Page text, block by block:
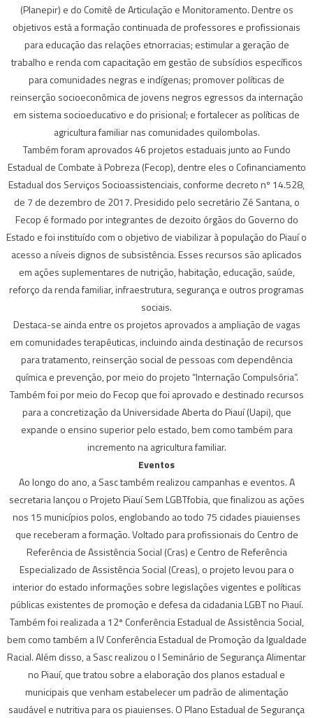
(Planepir) e do Comitê de Articulação e Monitoramento. Dentre os
objetivos está a formação continuada de professores e profissionais
para educação das relações etnorracias; estimular a geração de
trabalho e renda com capacitação em gestão de subsídios específicos
para comunidades negras e indígenas; promover políticas de
reinserção socioeconômica de jovens negros egressos da internação
em sistema socioeducativo e do prisional; e fortalecer as políticas de
agricultura familiar nas comunidades quilombolas.
Também foram aprovados 46 projetos estaduais junto ao Fundo
Estadual de Combate à Pobreza (Fecop), dentre eles o Cofinanciamento
Estadual dos Serviços Socioassistenciais, conforme decreto nº 14.528,
de 7 de dezembro de 2017. Presidido pelo secretário Zé Santana, o
Fecop é formado por integrantes de dezoito órgãos do Governo do
Estado e foi instituído com o objetivo de viabilizar à população do Piauí o
acesso a níveis dignos de subsistência. Esses recursos são aplicados
em ações suplementares de nutrição, habitação, educação, saúde,
reforço da renda familiar, infraestrutura, segurança e outros programas
sociais.
Destaca-se ainda entre os projetos aprovados a ampliação de vagas
em comunidades terapêuticas, incluindo ainda destinação de recursos
para tratamento, reinserção social de pessoas com dependência
química e prevenção, por meio do projeto “Internação Compulsória”.
Também foi por meio do Fecop que foi aprovado e destinado recursos
para a concretização da Universidade Aberta do Piauí (Uapi), que
expande o ensino superior pelo estado, bem como também para
incremento na agricultura familiar.
Eventos
Ao longo do ano, a Sasc também realizou campanhas e eventos. A
secretaria lançou o Projeto Piauí Sem LGBTfobia, que finalizou as ações
nos 15 municípios polos, englobando ao todo 75 cidades piauienses
que receberam a formação. Voltado para profissionais do Centro de
Referência de Assistência Social (Cras) e Centro de Referência
Especializado de Assistência Social (Creas), o projeto levou para o
interior do estado informações sobre legislações vigentes e políticas
públicas existentes de promoção e defesa da cidadania LGBT no Piauí.
Também foi realizada a 12ª Conferência Estadual de Assistência Social,
bem como também a IV Conferência Estadual de Promoção da Igualdade
Racial. Além disso, a Sasc realizou o I Seminário de Segurança Alimentar
no Piauí, que tratou sobre a elaboração dos planos estadual e
municipais que venham estabelecer um padrão de alimentação
saudável e nutritiva para os piauienses. O Plano Estadual de Segurança